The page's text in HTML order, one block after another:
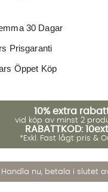
30 Dagar
Prisgaranti
Öppet Köp
10% extra
vid köp av minst 2
RABATTKOD:
*Exkl. Fast lågt pris &
Handla nu, betala i slutet
AI för att svara på dina
till 24 timmar för att